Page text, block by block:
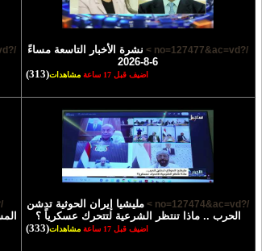
/?no=127477&ac=vd >
نشرة الأخبار التاسعة مساءً
6-8-2026
اضيف قبل 17 ساعة مشاهدات(313)
/?no=127476&ac=vd >
/?no=127474&ac=vd >
مليشيا إيران الحوثية تدشن
الحرب .. ماذا تنتظر الشرعية لتتحرك عسكرياً ؟
اضيف قبل 17 ساعة مشاهدات(333)
>